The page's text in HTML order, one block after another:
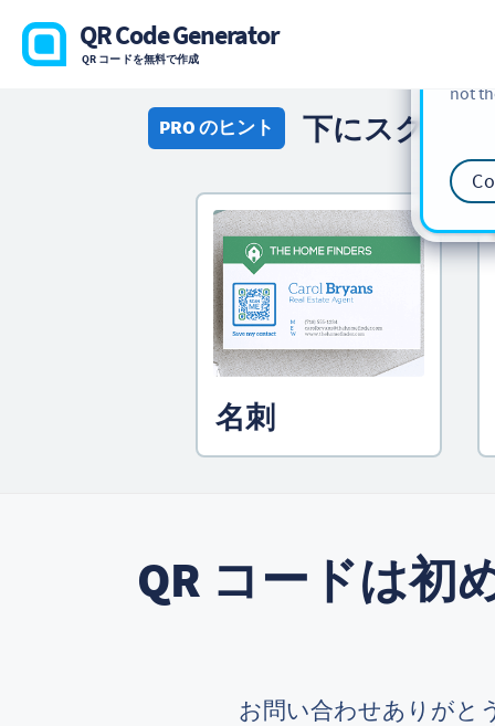
QR Code Generator
QR コードを無料で作成
PRO のヒント 下にスクロ
名刺
QR コードは初
お問い合わせありがと
not